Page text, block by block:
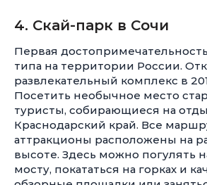
4. Скай-парк в Сочи
Первая
типа на территории России.
развлекательный комплекс в
Посетить необычное место
туристы, собирающиеся на
Краснодарский край. Все
аттракционы расположены на
высоте. Здесь можно погулять
мосту, покататься на горках и